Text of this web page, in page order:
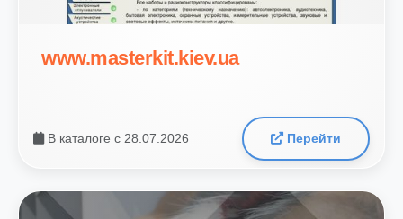
www.masterkit.kiev.ua
В каталоге с 28.07.2026 Перейти